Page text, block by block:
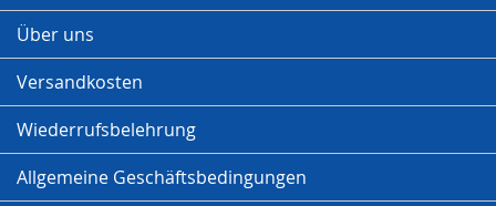
Über uns
Versandkosten
Wiederrufsbelehrung
Allgemeine Geschäftsbedingungen